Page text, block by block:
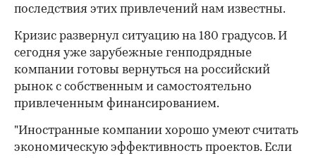
последствия этих привлечений нам известны.
Кризис развернул ситуацию на 180 градусов. И
сегодня уже зарубежные генподрядные
компании готовы вернуться на российский
рынок с собственным и самостоятельно
привлеченным финансированием.
"Иностранные компании хорошо умеют считать
экономическую эффективность проектов. Если